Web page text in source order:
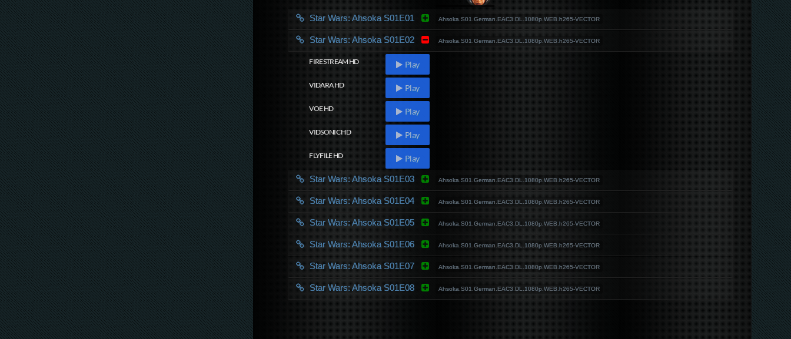
Star Wars: Ahsoka S01E01 Ahsoka.S01.German.EAC3.DL.1080p.WEB.h265-VECTOR
Star Wars: Ahsoka S01E02 Ahsoka.S01.German.EAC3.DL.1080p.WEB.h265-VECTOR
FIRESTREAM HD Play
VIDARA HD Play
VOE HD Play
VIDSONIC HD Play
FLYFILE HD Play
Star Wars: Ahsoka S01E03 Ahsoka.S01.German.EAC3.DL.1080p.WEB.h265-VECTOR
Star Wars: Ahsoka S01E04 Ahsoka.S01.German.EAC3.DL.1080p.WEB.h265-VECTOR
Star Wars: Ahsoka S01E05 Ahsoka.S01.German.EAC3.DL.1080p.WEB.h265-VECTOR
Star Wars: Ahsoka S01E06 Ahsoka.S01.German.EAC3.DL.1080p.WEB.h265-VECTOR
Star Wars: Ahsoka S01E07 Ahsoka.S01.German.EAC3.DL.1080p.WEB.h265-VECTOR
Star Wars: Ahsoka S01E08 Ahsoka.S01.German.EAC3.DL.1080p.WEB.h265-VECTOR